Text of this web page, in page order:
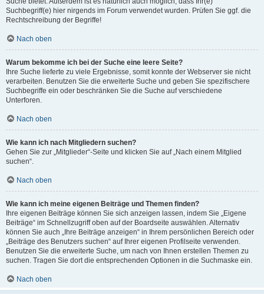
Suchbegriff(e) hier nirgends im Forum verwendet wurden. Prüfen Sie ggf. die
Rechtschreibung der Begriffe!
Nach oben
Warum bekomme ich bei der Suche eine leere Seite?
Ihre Suche lieferte zu viele Ergebnisse, somit konnte der Webserver sie nicht
verarbeiten. Benutzen Sie die erweiterte Suche und geben Sie spezifischere
Suchbegriffe ein oder beschränken Sie die Suche auf verschiedene
Unterforen.
Nach oben
Wie kann ich nach Mitgliedern suchen?
Gehen Sie zur „Mitglieder“-Seite und klicken Sie auf „Nach einem Mitglied
suchen“.
Nach oben
Wie kann ich meine eigenen Beiträge und Themen finden?
Ihre eigenen Beiträge können Sie sich anzeigen lassen, indem Sie „Eigene
Beiträge“ im Schnellzugriff oben auf der Boardseite auswählen. Alternativ
können Sie auch „Ihre Beiträge anzeigen“ in Ihrem persönlichen Bereich oder
„Beiträge des Benutzers suchen“ auf Ihrer eigenen Profilseite verwenden.
Benutzen Sie die erweiterte Suche, um nach von Ihnen erstellen Themen zu
suchen. Tragen Sie dort die entsprechenden Optionen in die Suchmaske ein.
Nach oben